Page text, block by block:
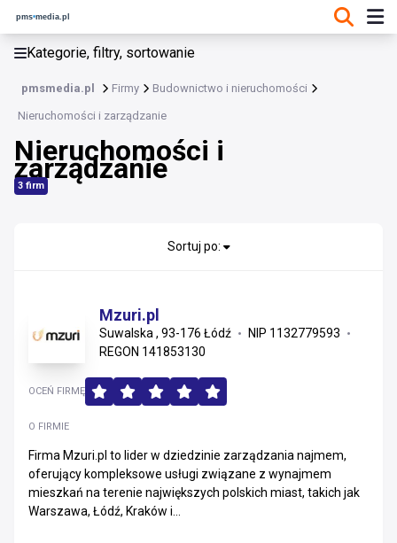
Kategorie, filtry, sortowanie
pmsmedia.pl Firmy Budownictwo i nieruchomości
Nieruchomości i zarządzanie
Nieruchomości i
zarządzanie
3 firm
Budownictwo i nieruchomości
Materiały konstrukcyjne i instalacyjne
Usługi wykonawcze i remonty
Instalacje
Sortuj po:
Mzuri.pl
Suwalska , 93-176 Łódź
NIP 1132779593
REGON 141853130
O FIRMIE
Firma Mzuri.pl to lider w dziedzinie zarządzania najmem,
oferujący kompleksowe usługi związane z wynajmem
mieszkań na terenie największych polskich miast, takich jak
Warszawa, Łódź, Kraków i...
OCEŃ FIRMĘ